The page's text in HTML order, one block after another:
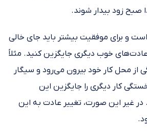
صبح زود بیدار شوند.
و برای موفقیت بیشتر باید جای خالی
خوب دیگری جایگزین کنید. مثلاً
از محل کار خود بیرون می‌رود و سیگار
کار دیگری را جایگزین این
غیر این صورت، تغییر عادت به این